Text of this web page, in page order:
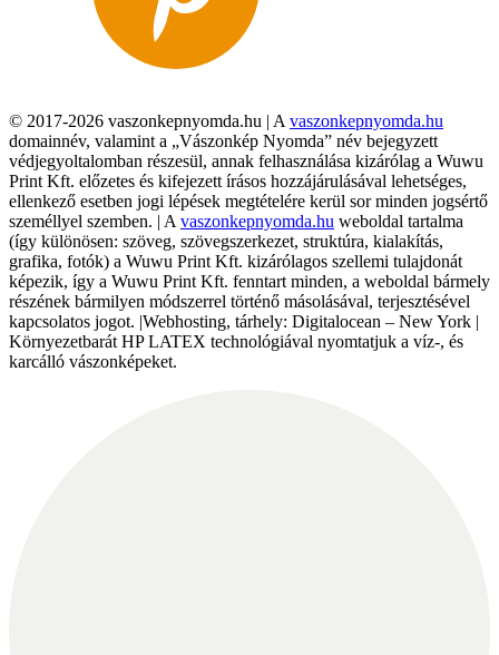
© 2017-2026 vaszonkepnyomda.hu | A vaszonkepnyomda.hu
domainnév, valamint a „Vászonkép Nyomda” név bejegyzett
védjegyoltalomban részesül, annak felhasználása kizárólag a Wuwu
Print Kft. előzetes és kifejezett írásos hozzájárulásával lehetséges,
ellenkező esetben jogi lépések megtételére kerül sor minden jogsértő
személlyel szemben. | A vaszonkepnyomda.hu weboldal tartalma
(így különösen: szöveg, szövegszerkezet, struktúra, kialakítás,
grafika, fotók) a Wuwu Print Kft. kizárólagos szellemi tulajdonát
képezik, így a Wuwu Print Kft. fenntart minden, a weboldal bármely
részének bármilyen módszerrel történő másolásával, terjesztésével
kapcsolatos jogot. |Webhosting, tárhely: Digitalocean – New York |
Környezetbarát HP LATEX technológiával nyomtatjuk a víz-, és
karcálló vászonképeket.